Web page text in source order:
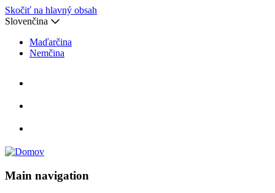
Skočiť na hlavný obsah
Slovenčina
Maďarčina
Nemčina
Main navigation